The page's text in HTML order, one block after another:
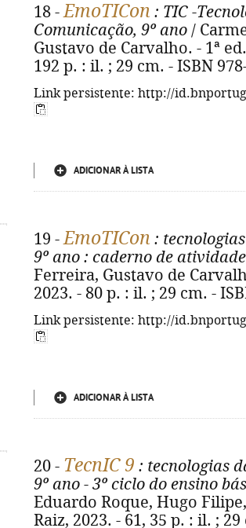
18 -EmoTICon : TIC -
Comunicação, 9º ano /
Gustavo de Carvalho. - 1ª
192 p. : il. ; 29 cm. - ISBN
Link persistente: http://
ADICIONAR À LISTA
19 -EmoTICon :
9º ano : caderno de
Ferreira, Gustavo de
2023. - 80 p. : il. ; 29 cm. -
Link persistente: http://
ADICIONAR À LISTA
20 - TecnIC 9 : tecnologias
9º ano - 3º ciclo do ensino
Eduardo Roque, Hugo
Raiz, 2023. - 61, 35 p. : il. ;